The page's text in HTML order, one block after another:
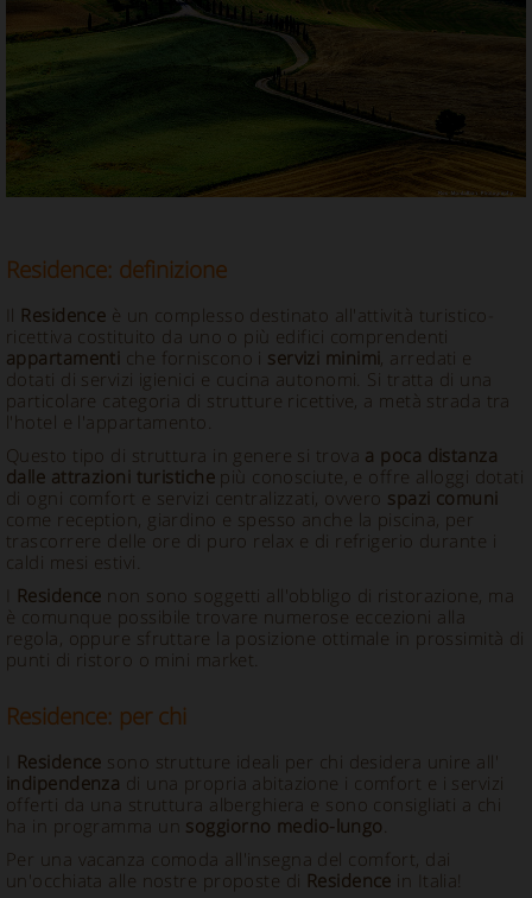
Residence: definizione
Il Residence è un complesso destinato all'attività turistico-
ricettiva costituito da uno o più edifici comprendenti
appartamenti che forniscono i servizi minimi , arredati e
dotati di servizi igienici e cucina autonomi. Si tratta di una
particolare categoria di strutture ricettive, a metà strada tra
l'hotel e l'appartamento.
Questo tipo di struttura in genere si trova a poca distanza
dalle attrazioni turistichepiù conosciute, e offre alloggi dotati
di ogni comfort e servizi centralizzati, ovvero spazi comuni
come reception, giardino e spesso anche la piscina, per
trascorrere delle ore di puro relax e di refrigerio durante i
caldi mesi estivi.
Residence non sono soggetti all'obbligo di ristorazione, ma
è comunque possibile trovare numerose eccezioni alla
regola, oppure sfruttare la posizione ottimale in prossimità di
punti di ristoro o mini market.
Residence: per chi
Residence sono strutture ideali per chi desidera unire all'
indipendenza di una propria abitazione i comfort e i servizi
offerti da una struttura alberghiera e sono consigliati a chi
ha in programma un soggiorno medio-lungo
Per una vacanza comoda all'insegna del comfort, dai
un'occhiata alle nostre proposte di Residence in Italia!